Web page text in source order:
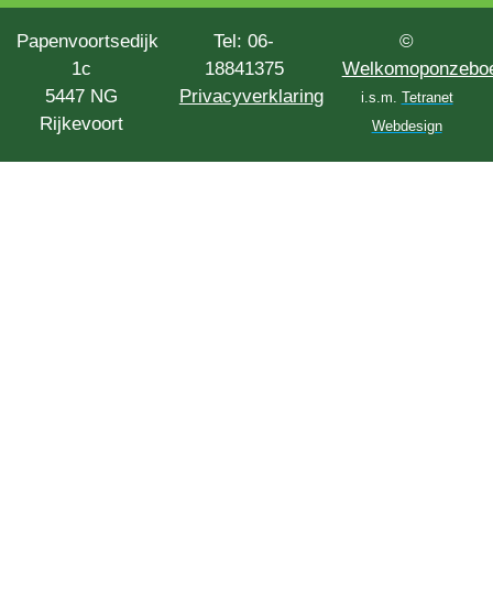
Papenvoortsedijk
1c
5447 NG
Rijkevoort
Tel: 06-
18841375
Privacyverklaring
©
i.s.m. Tetranet
Webdesign